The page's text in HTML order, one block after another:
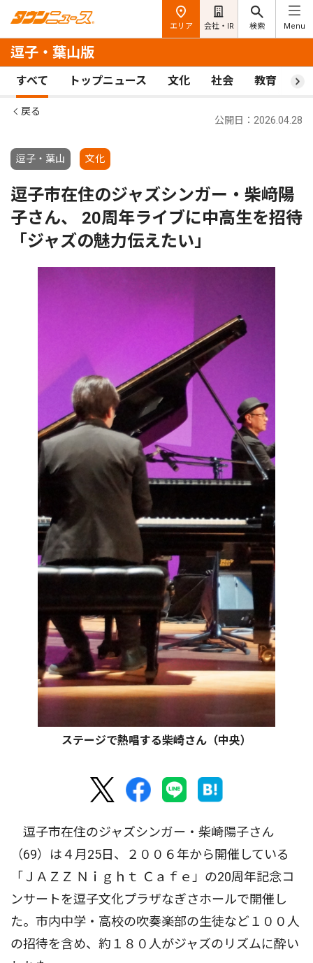
エリア 会社・IR 検索 Menu
逗子・葉山版
すべて トップニュース 文化 社会 教育 ス
戻る
逗子・葉山 文化
公開日：2026.04.28
逗子市在住のジャズシンガー・柴﨑陽
子さん、 20周年ライブに中高生を招待
「ジャズの魅力伝えたい」
ステージで熱唱する柴崎さん（中央）
逗子市在住のジャズシンガー・柴崎陽子さん
（69）は４月25日、２００６年から開催している
「ＪＡＺＺ Ｎｉｇｈｔ Ｃａｆｅ」の20周年記念コ
ンサートを逗子文化プラザなぎさホールで開催し
た。市内中学・高校の吹奏楽部の生徒など１００人
の招待を含め、約１８０人がジャズのリズムに酔い